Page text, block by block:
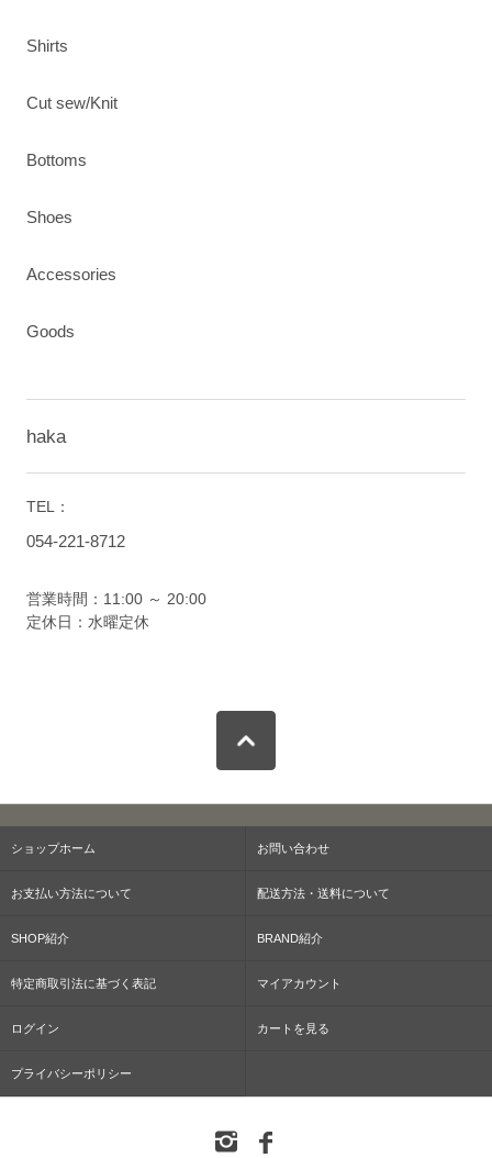
Shirts
Cut sew/Knit
Bottoms
Shoes
Accessories
Goods
haka
TEL：
054-221-8712
営業時間：11:00 ～ 20:00
定休日：水曜定休
ショップホーム お問い合わせ
お支払い方法について 配送方法・送料について
SHOP紹介 BRAND紹介
特定商取引法に基づく表記 マイアカウント
ログイン カートを見る
プライバシーポリシー